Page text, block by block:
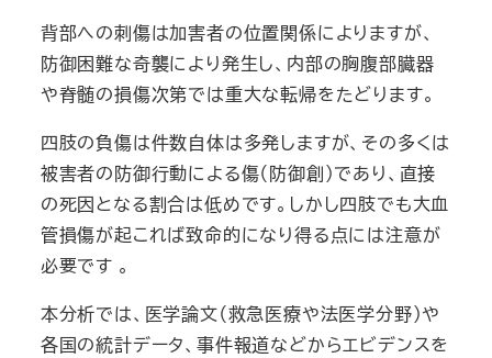
背部への刺傷は加害者の位置関係によりますが、
防御困難な奇襲により発生し、内部の胸腹部臓器
や脊髄の損傷次第では重大な転帰をたどります。
四肢の負傷は件数自体は多発しますが、その多くは
被害者の防御行動による傷（防御創）であり、直接
の死因となる割合は低めです。しかし四肢でも大血
管損傷が起これば致命的になり得る点には注意が
必要です 。
本分析では、医学論文（救急医療や法医学分野）や
各国の統計データ、事件報道などからエビデンスを